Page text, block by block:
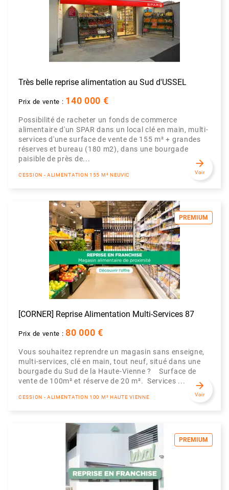
Très belle reprise alimentation au Sud d'USSEL
Prix de vente : 140 000 €
Possibilité de racheter un fonds de commerce
alimentaire d'un SPAR dans un local clé en main, multi-
services d'une surface de vente de 155 m² + grandes
réserves et bureau (180 m2), dans une bourgade
paisible de près de...
CESSION - ALIMENTATION 155 M² NEUVIC
arrow_forward
Voir
PREMIUM
[CORNER] Reprise Alimentation Multi-Services 87
Prix de vente :80 000 €
Vous souhaitez reprendre un magasin sans enseigne,
multi-services, clé en main, tout neuf, situé dans une
bourgade du Sud de la Haute-Vienne ? Surface de
vente de 100m² et réserve de 20 m². Services ...
CESSION - ALIMENTATION 100 M² HAUTE VIENNE
arrow_forward
Voir
PREMIUM